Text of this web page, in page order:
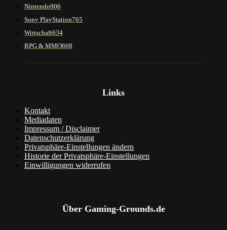
Nintendo906
Sony PlayStation765
Wirtschaft634
RPG & MMO608
Links
Kontakt
Mediadaten
Impressum / Disclaimer
Datenschutzerklärung
Privatsphäre-Einstellungen ändern
Historie der Privatsphäre-Einstellungen
Einwilligungen widerrufen
Über Gaming-Grounds.de